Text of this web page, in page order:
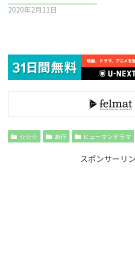
2020年2月11日
☆☆☆ あ行 ヒューマンドラマ
スポンサーリ